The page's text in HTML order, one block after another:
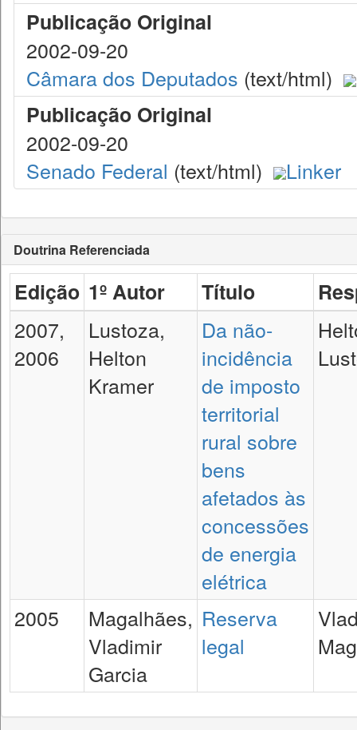
Publicação Original
2002-09-20
Câmara dos Deputados (text/html)
Publicação Original
2002-09-20
Senado Federal (text/html) Linker
Doutrina Referenciada
Edição 1º Autor Título
2007,
2006
Lustoza,
Helton
Kramer
Da não-
incidência
de imposto
territorial
rural sobre
bens
afetados às
concessões
de energia
elétrica
2005
Magalhães,
Vladimir
Garcia
Reserva
legal